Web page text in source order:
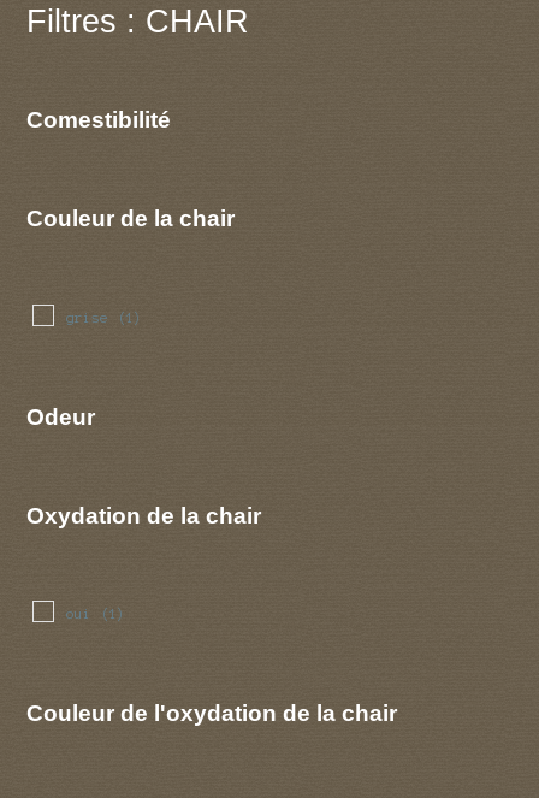
Filtres : CHAIR
Comestibilité
Couleur de la chair
grise (1)
Odeur
Oxydation de la chair
oui (1)
Couleur de l'oxydation de la chair